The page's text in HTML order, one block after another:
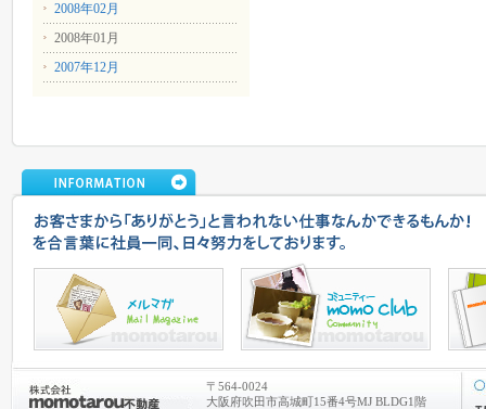
2008年02月
2008年01月
2007年12月
〒564-0024
大阪府吹田市高城町15番4号MJ BLDG1階